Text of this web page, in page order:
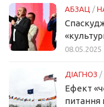
АБЗАЦ /
08.05.2025
ДІАГНОЗ /
Ефект
питання